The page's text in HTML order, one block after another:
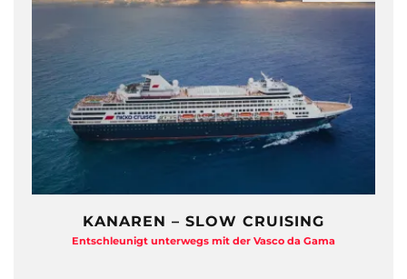
KANAREN – SLOW CRUISING
Entschleunigt unterwegs mit der Vasco da Gama